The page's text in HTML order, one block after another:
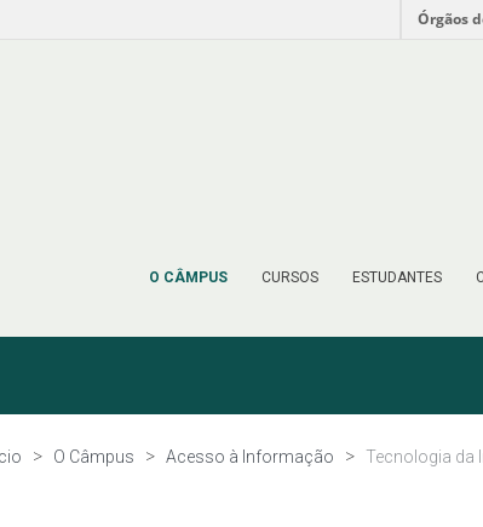
Órgãos
O CÂMPUS CURSOS ESTUDANTES
O Câmpus Acesso à Informação Tecnologia da